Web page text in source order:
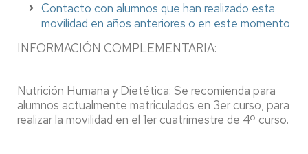
Contacto con alumnos que han realizado esta
movilidad en años anteriores o en este momento
INFORMACIÓN COMPLEMENTARIA:
Nutrición Humana y Dietética: Se recomienda para
alumnos actualmente matriculados en 3er curso, para
realizar la movilidad en el 1er cuatrimestre de 4º curso.